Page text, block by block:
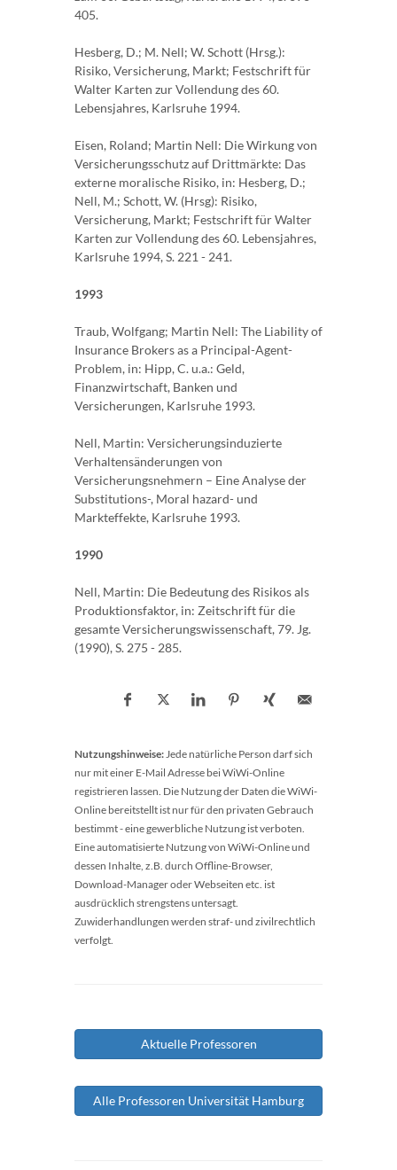
405.
Hesberg, D.; M. Nell; W. Schott (Hrsg.):
Risiko, Versicherung, Markt; Festschrift für
Walter Karten zur Vollendung des 60.
Lebensjahres, Karlsruhe 1994.
Eisen, Roland; Martin Nell: Die Wirkung von
Versicherungsschutz auf Drittmärkte: Das
externe moralische Risiko, in: Hesberg, D.;
Nell, M.; Schott, W. (Hrsg): Risiko,
Versicherung, Markt; Festschrift für Walter
Karten zur Vollendung des 60. Lebensjahres,
Karlsruhe 1994, S. 221 - 241.
1993
Traub, Wolfgang; Martin Nell: The Liability of
Insurance Brokers as a Principal-Agent-
Problem, in: Hipp, C. u.a.: Geld,
Finanzwirtschaft, Banken und
Versicherungen, Karlsruhe 1993.
Nell, Martin: Versicherungsinduzierte
Verhaltensänderungen von
Versicherungsnehmern – Eine Analyse der
Substitutions-, Moral hazard- und
Markteffekte, Karlsruhe 1993.
1990
Nell, Martin: Die Bedeutung des Risikos als
Produktionsfaktor, in: Zeitschrift für die
gesamte Versicherungswissenschaft, 79. Jg.
(1990), S. 275 - 285.
Nutzungshinweise:Jede natürliche Person darf sich
nur mit einer E-Mail Adresse bei WiWi-Online
registrieren lassen. Die Nutzung der Daten die WiWi-
Online bereitstellt ist nur für den privaten Gebrauch
bestimmt - eine gewerbliche Nutzung ist verboten.
Eine automatisierte Nutzung von WiWi-Online und
dessen Inhalte, z.B. durch Offline-Browser,
Download-Manager oder Webseiten etc. ist
ausdrücklich strengstens untersagt.
Zuwiderhandlungen werden straf- und zivilrechtlich
verfolgt.
Aktuelle Professoren
Alle Professoren Universität Hamburg